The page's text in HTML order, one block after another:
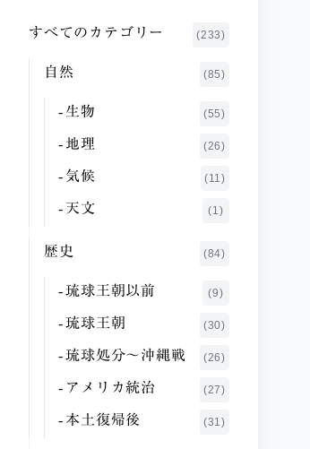
新川 明 (1)
伊狩 典子 (1)
池澤 夏樹 (20)
(3)
(1)
(1)
上山 弘子
浦崎 栄徳
大城 立裕 (3)
大田 和人 (1)
大竹 昭子 (10)
大田 静男 (1)
大田 昌秀 (2)
か行
さ行
た行
は行
ま行
や行
ら行
すべてのカテゴリー (233)
自然 (85)
生物 (55)
地理 (26)
気候 (11)
天文 (1)
歴史 (84)
琉球王朝以前 (9)
琉球王朝 (30)
琉球処分〜沖縄戦 (26)
アメリカ統治 (27)
本土復帰後 (31)